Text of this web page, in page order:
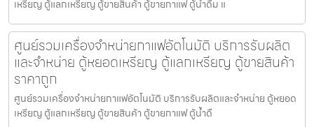
เหรียญ ตู้แลกเหรียญ ตู้ขายสินค้า ตู้ขายกาแฟ ตู้น้ำดื่ม แ
ศูนย์รวมเครื่องจำหน่ายกาแฟ​อัตโนมัติ บริการรับผลิต
และจำหน่าย ตู้หยอดเหรียญ ตู้แลกเหรียญ ตู้ขายสินค้า
ราคาถูก
ศูนย์รวมเครื่องจำหน่ายกาแฟ​อัตโนมัติ บริการรับผลิตและจำหน่าย ตู้หยอด
เหรียญ ตู้แลกเหรียญ ตู้ขายสินค้า ตู้ขายกาแฟ ตู้น้ำดื